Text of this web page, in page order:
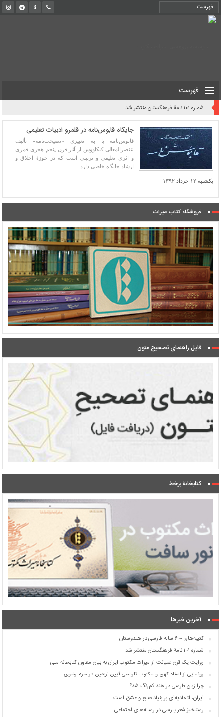
فهرست
روایت یک قرن صیانت از میراث مکتوب ایران به بیان معاون کتابخانه ملی
جایگاه قابوس‌نامه در قلمرو ادبیات تعلیمی
قابوس‌نامه یا به تعبیری «نصیحت‌نامه» تألیف
عنصرالمعالی کیکاووس از آثار قرن پنجم هجری قمری
و اثری تعلیمی و تربیتی است که در حوزهٔ اخلاق و
ارشاد جایگاه خاصی دارد
یکشنبه ۱۲ خرداد ۱۳۹۲
فروشگاه کتاب میراث
فایل راهنمای تصحیح متون
کتابخانۀ برخط
آخرین خبرها
کتیبه‌های ۶۰۰ ساله فارسی در هندوستان
شماره ۱۰۱ نامۀ فرهنگستان منتشر شد
روایت یک قرن صیانت از میراث مکتوب ایران به بیان معاون کتابخانه ملی
رونمایی از اسناد کهن و مکتوب تاریخی آیین اربعین در حرم رضوی
چرا زبان فارسی در هند کم‌رنگ شد؟
ایران، اتحادیه‌ای بر بنیاد صلح و عشق است
رستاخیز شعر پارسی در رسانه‌های اجتماعی